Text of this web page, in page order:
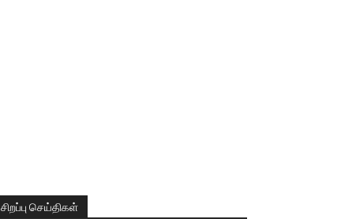
சிறப்பு செய்திகள்